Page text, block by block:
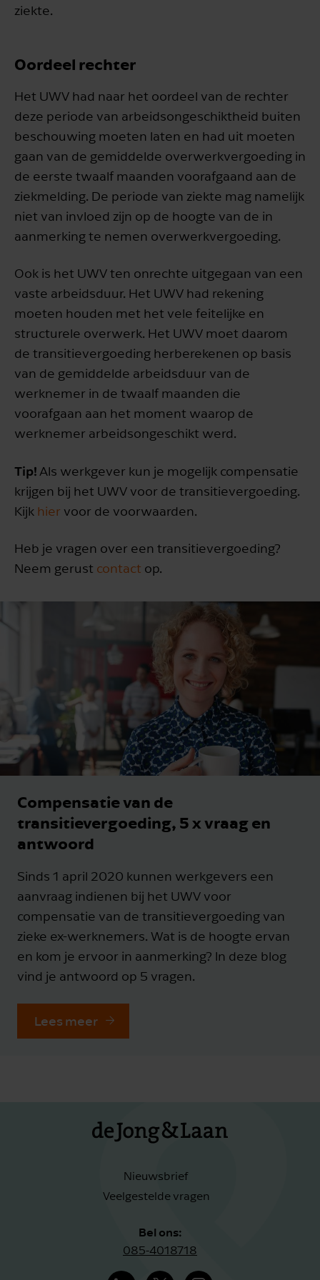
ziekte.
Oordeel rechter
Het UWV had naar het oordeel van de rechter
deze periode van arbeidsongeschiktheid buiten
beschouwing moeten laten en had uit moeten
gaan van de gemiddelde overwerkvergoeding in
de eerste twaalf maanden voorafgaand aan de
ziekmelding. De periode van ziekte mag namelijk
niet van invloed zijn op de hoogte van de in
aanmerking te nemen overwerkvergoeding.
Ook is het UWV ten onrechte uitgegaan van een
vaste arbeidsduur. Het UWV had rekening
moeten houden met het vele feitelijke en
structurele overwerk. Het UWV moet daarom
de transitievergoeding herberekenen op basis
van de gemiddelde arbeidsduur van de
werknemer in de twaalf maanden die
voorafgaan aan het moment waarop de
werknemer arbeidsongeschikt werd.
Tip! Als werkgever kun je mogelijk compensatie
krijgen bij het UWV voor de transitievergoeding.
Kijk hier voor de voorwaarden.
Heb je vragen over een transitievergoeding?
Neem gerust contact op.
Compensatie van de
transitievergoeding, 5 x vraag en
antwoord
Sinds 1 april 2020 kunnen werkgevers een
aanvraag indienen bij het UWV voor
compensatie van de transitievergoeding van
zieke ex-werknemers. Wat is de hoogte ervan
en kom je ervoor in aanmerking? In deze blog
vind je antwoord op 5 vragen.
Lees meer
Nieuwsbrief
Veelgestelde vragen
Bel ons:
085-4018718